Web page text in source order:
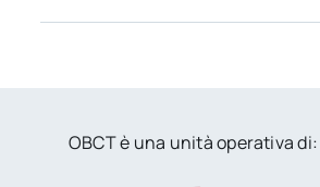
OBCT è una unità operativa di: